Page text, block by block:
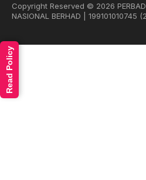
Copyright Reserved © 2026
NASIONAL BERHAD | 199101010745
Read Policy